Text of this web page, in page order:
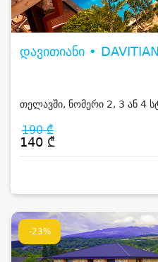
დავითიანი •
თელავში, ნომერი 2, 3 ან 4
190 ₾
140 ₾
-23%